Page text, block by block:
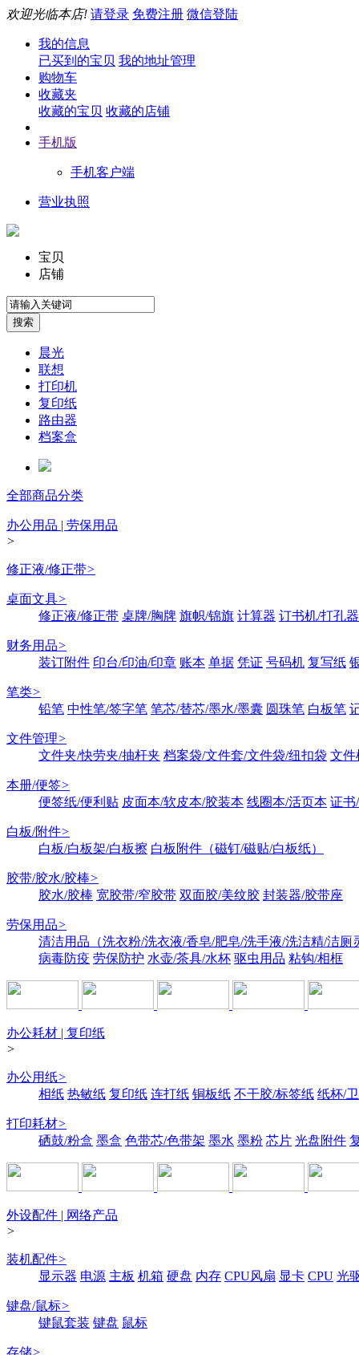
欢迎光临本店! 请登录 免费注册 微信登陆
我的信息
已买到的宝贝 我的地址管理
购物车
收藏夹
收藏的宝贝 收藏的店铺
手机版
手机客户端
营业执照
宝贝
店铺
晨光
联想
打印机
复印纸
路由器
档案盒
全部商品分类
办公用品 | 劳保用品
>
修正液/修正带>
桌面文具>
修正液/修正带 桌牌/胸牌 旗帜/锦旗 计算器 订书机/打孔器
财务用品>
装订附件 印台/印油/印章 账本 单据 凭证 号码机 复写纸
笔类>
铅笔 中性笔/签字笔 笔芯/替芯/墨水/墨囊 圆珠笔 白板笔
文件管理>
文件夹/快劳夹/抽杆夹 档案袋/文件套/文件袋/纽扣袋 文件
本册/便签>
便签纸/便利贴 皮面本/软皮本/胶装本 线圈本/活页本 证书
白板/附件>
白板/白板架/白板擦 白板附件（磁钉/磁贴/白板纸）
胶带/胶水/胶棒>
胶水/胶棒 宽胶带/窄胶带 双面胶/美纹胶 封装器/胶带座
劳保用品>
清洁用品（洗衣粉/洗衣液/香皂/肥皂/洗手液/洗洁精/洁厕
病毒防疫 劳保防护 水壶/茶具/水杯 驱虫用品 粘钩/相框
办公耗材 | 复印纸
>
办公用纸>
相纸 热敏纸 复印纸 连打纸 铜板纸 不干胶/标签纸 纸杯/
打印耗材>
硒鼓/粉盒 墨盒 色带芯/色带架 墨水 墨粉 芯片 光盘附件
外设配件 | 网络产品
>
装机配件>
显示器 电源 主板 机箱 硬盘 内存 CPU风扇 显卡 CPU 光
键盘/鼠标>
键鼠套装 键盘 鼠标
存储>